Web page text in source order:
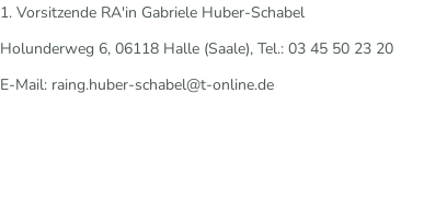
1. Vorsitzende RA'in Gabriele Huber-Schabel
Holunderweg 6, 06118 Halle (Saale), Tel.: 03 45 50 23 20
E-Mail: raing.huber-schabel@t-online.de